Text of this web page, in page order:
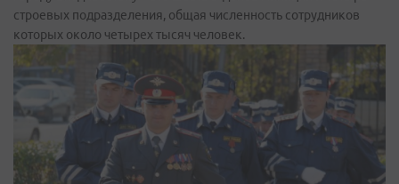
строевых подразделения, общая численность сотрудников
которых около четырех тысяч человек.